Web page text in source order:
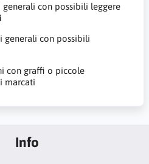
generali con possibili leggere
generali con possibili
con graffi o piccole
marcati
Info